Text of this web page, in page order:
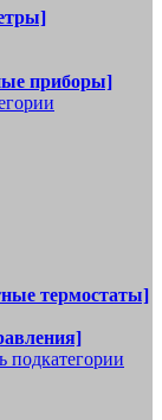
приборы]
термостаты]
подкатегории